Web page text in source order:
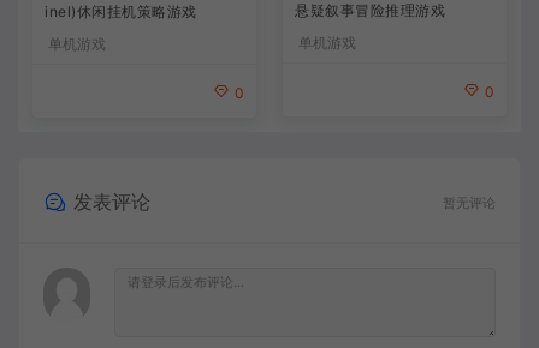
inel)休闲挂机策略游戏
单机游戏
0
悬疑叙事冒险推理游戏
单机游戏
0
发表评论 暂无评论